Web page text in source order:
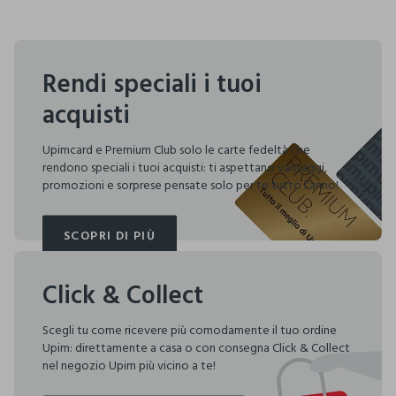
Rendi speciali i tuoi
acquisti
Upimcard e Premium Club solo le carte fedeltà che
rendono speciali i tuoi acquisti: ti aspettano vantaggi,
promozioni e sorprese pensate solo per te tutto l'anno!
SCOPRI DI PIÙ
SCOPRI DI PIÙ
Click & Collect
Scegli tu come ricevere più comodamente il tuo ordine
Upim: direttamente a casa o con consegna Click & Collect
nel negozio Upim più vicino a te!